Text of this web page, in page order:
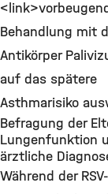
Behandlung mit
Antikörper
auf das spätere
Asthmarisiko
Befragung der
Lungenfunktion
ärztliche
Während der RSV-